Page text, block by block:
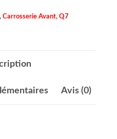
, Carrosserie Avant, Q7
Avis (0)